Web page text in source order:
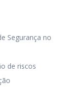
Segurança no
de riscos